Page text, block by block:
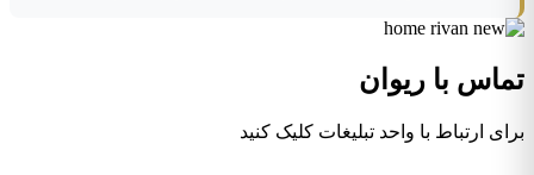
تماس با ریوان
برای ارتباط با واحد تبلیغات کلیک کنید